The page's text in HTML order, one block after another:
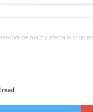
de la firmatense que
de Básquet 3×3
de maíz y afecta al trigo
read